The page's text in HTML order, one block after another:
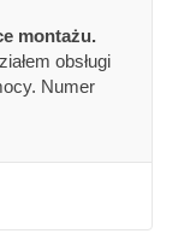
montażu.
obsługi
Numer